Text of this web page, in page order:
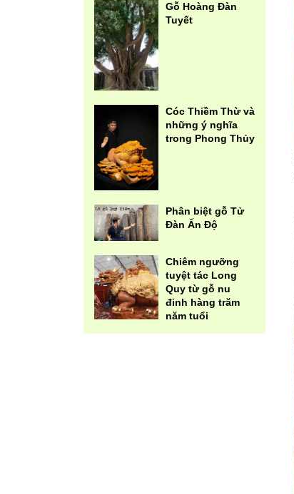
Gỗ Hoàng Đàn
Tuyết
Cóc Thiềm Thừ và
những ý nghĩa
trong Phong Thủy
Phân biệt gỗ Tử
Đàn Ấn Độ
Chiêm ngưỡng
tuyệt tác Long
Quy từ gỗ nu
đinh hàng trăm
năm tuổi